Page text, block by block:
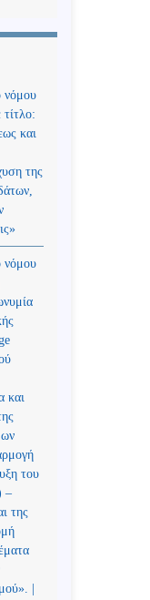
νόμου
και
της
νόμου
και
του
–
της
|